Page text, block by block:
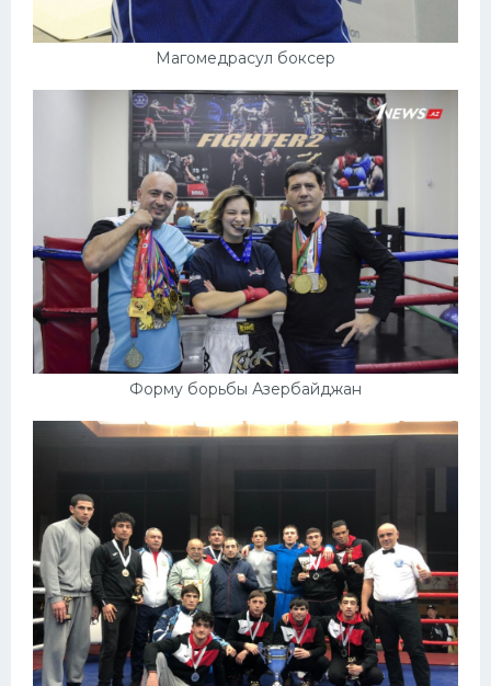
Магомедрасул боксер
Форму борьбы Азербайджан